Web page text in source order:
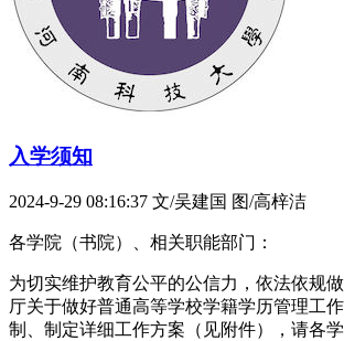
入学须知
2024-9-29 08:16:37 文/吴建国 图/高梓洁
各学院（书院）、相关职能部门：
为切实维护教育公平的公信力，依法依规
厅关于做好普通高等学校学籍学历管理工
制、制定详细工作方案（见附件），请各